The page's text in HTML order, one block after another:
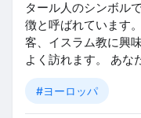
タール人のシンボル
徴と呼ばれています
客、イスラム教に興
よく訪れます。 あな
#ヨーロッパ